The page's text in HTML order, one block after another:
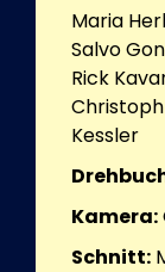
Maria
Salvo
Rick
Kessler
Kamera:
Schnitt: